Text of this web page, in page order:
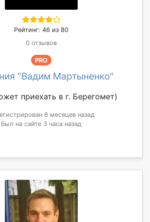
Рейтинг: 46 из 80
0 отзывов
PRO
"Вадим Мартыненко"
приехать в г. Берегомет)
8 месяцев назад
Был на сайте 3 часа назад